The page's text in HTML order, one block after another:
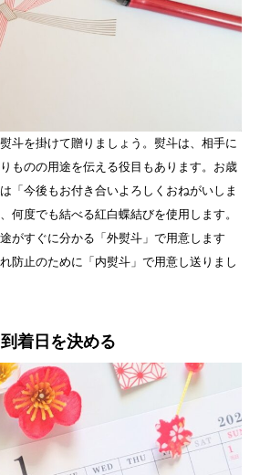
斗を掛けて贈りましょう。熨斗は、相手に
ものの用途を伝える役目もあります。お歳
「今後もお付き合いよろしくおねがいしま
何度でも結べる紅白蝶結びを使用します。
がすぐに分かる「外熨斗」で用意します
防止のために「内熨斗」で用意し送りまし
着日を決める